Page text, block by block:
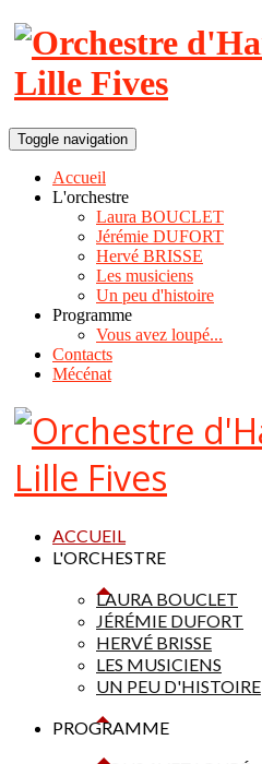
Toggle navigation
Accueil
L'orchestre
Laura BOUCLET
Jérémie DUFORT
Hervé BRISSE
Les musiciens
Un peu d'histoire
Programme
Vous avez loupé...
Contacts
Mécénat
ACCUEIL
L'ORCHESTRE
LAURA BOUCLET
JÉRÉMIE DUFORT
HERVÉ BRISSE
LES MUSICIENS
UN PEU D'HISTOIRE
PROGRAMME